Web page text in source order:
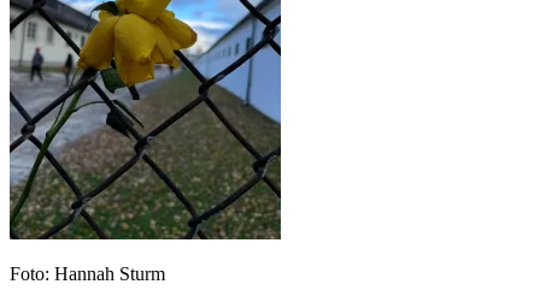
Foto: Hannah Sturm